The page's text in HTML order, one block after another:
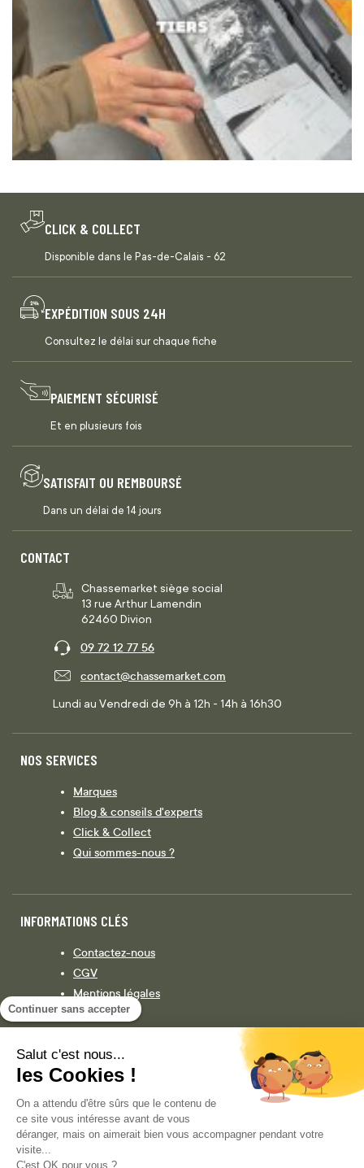
Continuer sans accepter
Salut c'est nous...
les Cookies !
On a attendu d'être sûrs que le contenu de
ce site vous intéresse avant de vous
déranger, mais on aimerait bien vous accompagner pendant votre
visite...
C'est OK pour vous ?
CLICK & COLLECT
Disponible dans le Pas-de-Calais - 62
EXPÉDITION SOUS 24H
Consultez le délai sur chaque fiche
PAIEMENT SÉCURISÉ
Et en plusieurs fois
SATISFAIT OU REMBOURSÉ
Dans un délai de 14 jours
CONTACT
Chassemarket siège social
13 rue Arthur Lamendin
62460 Divion
09 72 12 77 56
contact@chassemarket.com
Lundi au Vendredi de 9h à 12h - 14h à 16h30
NOS SERVICES
Marques
Blog & conseils d'experts
Click & Collect
Qui sommes-nous ?
INFORMATIONS CLÉS
Contactez-nous
CGV
Mentions légales
Législation
Facebook Instagram
COPYRIGHT © 2013-AUJOURD'HUI MAGENTO, INC. TOUS DROITS RÉSERVÉS.